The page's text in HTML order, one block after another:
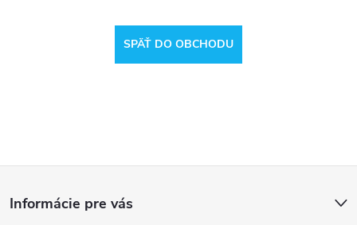
SPÄŤ DO OBCHODU
Informácie pre vás